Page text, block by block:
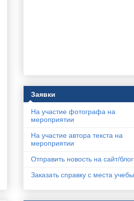
Заявки
На участие фотографа на
мероприятии
На участие автора текста на
мероприятии
Отправить новость на сайт/блог
Заказать справку с места учебы